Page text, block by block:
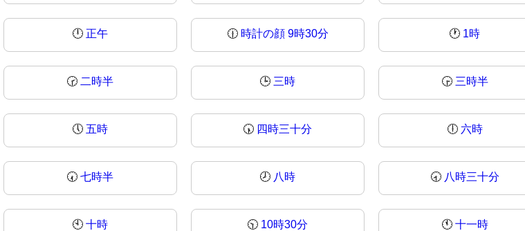
🕛 正午 🕧 時計の顔 9時30分 🕐 1時
🕝 二時半 🕒 三時 🕞 三時半
🕔 五時 🕠 四時三十分 🕕 六時
🕢七時半 🕗 八時 🕣 八時三十分
🕙十時 🕥 10時30分 🕚 十一時